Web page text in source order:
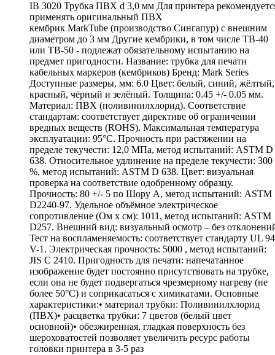
IB 3020 Трубка ПВХ d 3,0 мм Для принтера
применять оригинальный ПВХ
кембрик MarkTube (производство Сингапур) с внешним
диаметром до 3 мм Другие кембрики, в том числе ТВ-40
или ТВ-50 - подлежат обязательному испытанию на
предмет пригодности. Название: трубка для печати
кабельных маркеров (кембриков) Бренд: Mark Series
Доступные размеры, мм: 6.0 Цвет: белый, синий, жёлтый,
красный, чёрный и зелёный. Толщина: 0.45 +/- 0.05 мм.
Материал: ПВХ (поливинилхлорид). Соответствие
стандартам: соответствует директиве об ограничении
вредных веществ (ROHS). Максимальная температура
эксплуатации: 95°С. Прочность при растяжении на
пределе текучести: 12,0 МПа, метод испытаний: ASTM D
638. Относительное удлинение на пределе текучести: 300
%, метод испытаний: ASTM D 638. Цвет: визуальная
проверка на соответствие одобренному образцу.
Прочность: 80 +/- 5 по Шору А, метод испытаний: ASTM
D2240-97. Удельное объёмное электрическое
сопротивление (Ом х см): 1011, метод испытаний: ASTM
D257. Внешний вид: визуальный осмотр – без
Тест на воспламеняемость: соответствует стандарту UL 94
V-1. Электрическая прочность: 5000 , метод испытаний:
JIS C 2410. Пригодность для печати: напечатанное
изображение будет постоянно присутствовать на трубке,
если она не будет подвергаться чрезмерному нагреву (не
более 50°С) и соприкасаться с химикатами. Основные
характеристики:• материал трубки: Поливинилхлорид
(ПВХ)• расцветка трубки: 7 цветов (белый цвет
основной)• обезжиренная, гладкая поверхность без
шероховатостей позволяет увеличить ресурс работы
головки принтера в 3-5 раз